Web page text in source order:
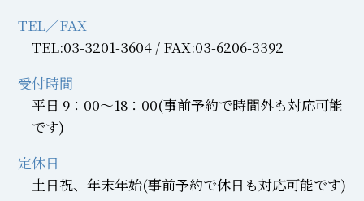
TEL／FAX
TEL:03-3201-3604 / FAX:03-6206-3392
受付時間
平日 9：00～18：00(事前予約で時間外も対応可能
です)
定休日
土日祝、年末年始(事前予約で休日も対応可能です)